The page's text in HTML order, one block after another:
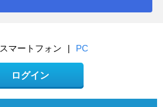
スマートフォン | PC
ログイン